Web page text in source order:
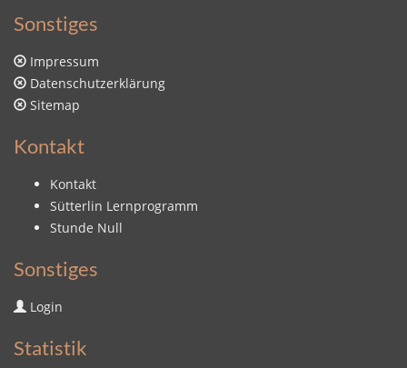
Sonstiges
Impressum
Datenschutzerklärung
Sitemap
Kontakt
Kontakt
Sütterlin Lernprogramm
Stunde Null
Sonstiges
Login
Statistik